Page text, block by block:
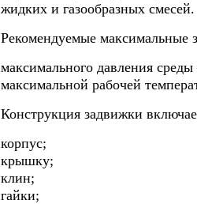
жидких и газообразных смесей.
Рекомендуемые максимальные
максимального давления
максимальной рабочей
Конструкция задвижки
корпус;
крышку;
клин;
гайки;